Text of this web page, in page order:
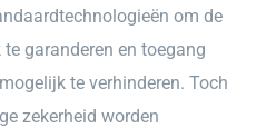
om de
garanderen en toegang
te verhinderen. Toch
zekerheid worden